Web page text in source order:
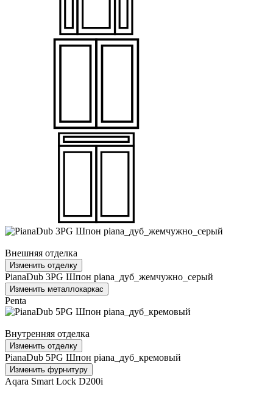
Внешняя отделка
Изменить отделку
PianaDub 3PG Шпон piana_дуб_жемчужно_серый
Изменить металлокаркас
Penta
Внутренняя отделка
Изменить отделку
PianaDub 5PG Шпон piana_дуб_кремовый
Изменить фурнитуру
Aqara Smart Lock D200i